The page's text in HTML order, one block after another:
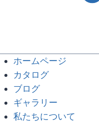
ホームページ
カタログ
ブログ
ギャラリー
私たちについて